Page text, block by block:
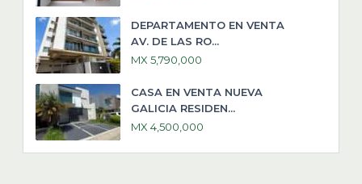
DEPARTAMENTO EN VENTA
AV. DE LAS RO...
MX 5,790,000
CASA EN VENTA NUEVA
GALICIA RESIDEN...
MX 4,500,000